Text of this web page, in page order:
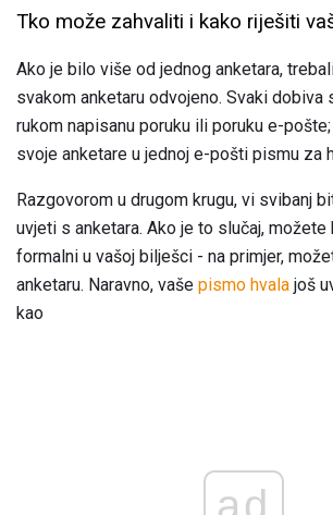
Tko može zahvaliti i kako riješiti
Ako je bilo više od jednog anketara,
svakom anketaru odvojeno. Svaki dobiva
rukom napisanu poruku ili poruku e-
svoje anketare u jednoj e-pošti pismu za
Razgovorom u drugom krugu, vi svibanj
uvjeti s anketara. Ako je to slučaj, možete
formalni u vašoj bilješci - na primjer,
anketaru. Naravno, vaše pismo hvala još
kao
ad